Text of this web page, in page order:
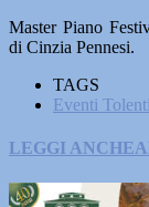
Master Piano
di Cinzia Pennesi.
TAGS
Eventi
LEGGI ANCHE